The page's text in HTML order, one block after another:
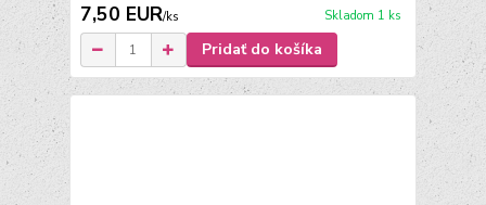
7,50 EUR/ks Skladom 1 ks
Pridať do košíka